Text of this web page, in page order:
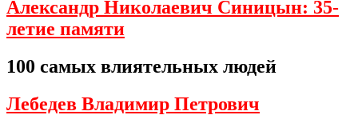
Александр Николаевич Синицын: 35-
летие памяти
100 самых влиятельных людей
Лебедев Владимир Петрович